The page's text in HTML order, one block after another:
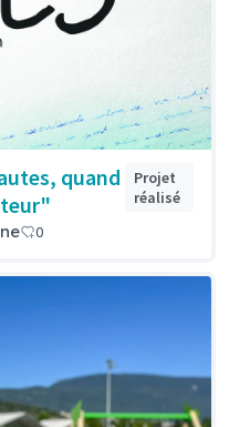
quand
Projet
réalisé
0